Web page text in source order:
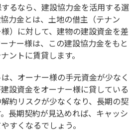
るなら、建設協力金を活用する選
力金とは、土地の借主（テナン
）に対して、建物の建設資金を差
ナー様は、この建設協力金をもと
ントに賃貸します。
、オーナー様の手元資金が少なく
設資金をオーナー様に貸している
約リスクが少なくなり、長期の契
長期契約が見込めれば、キャッシ
すくなるでしょう。